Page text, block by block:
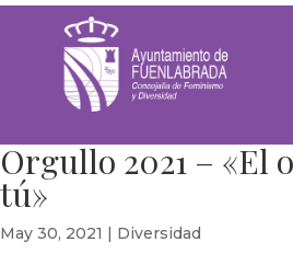
Orgullo 2021 – «El
tú»
May 30, 2021 | Diversidad